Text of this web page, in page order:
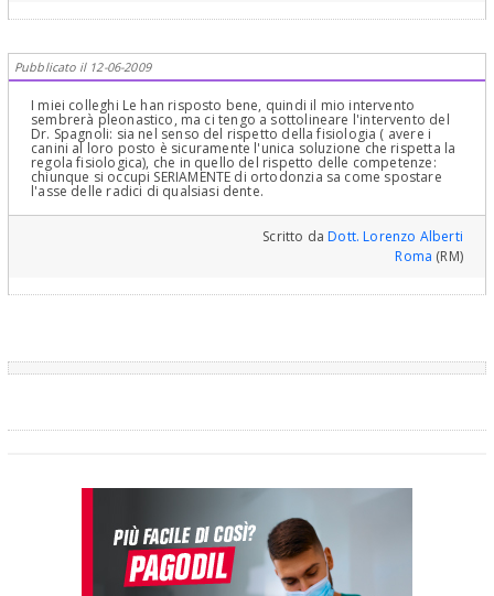
Pubblicato il 12-06-2009
I miei colleghi Le han risposto bene, quindi il mio intervento
sembrerà pleonastico, ma ci tengo a sottolineare l'intervento del
Dr. Spagnoli: sia nel senso del rispetto della fisiologia ( avere i
canini al loro posto è sicuramente l'unica soluzione che rispetta la
regola fisiologica), che in quello del rispetto delle competenze:
chiunque si occupi SERIAMENTE di ortodonzia sa come spostare
l'asse delle radici di qualsiasi dente.
Scritto daDott. Lorenzo Alberti
Roma (RM)